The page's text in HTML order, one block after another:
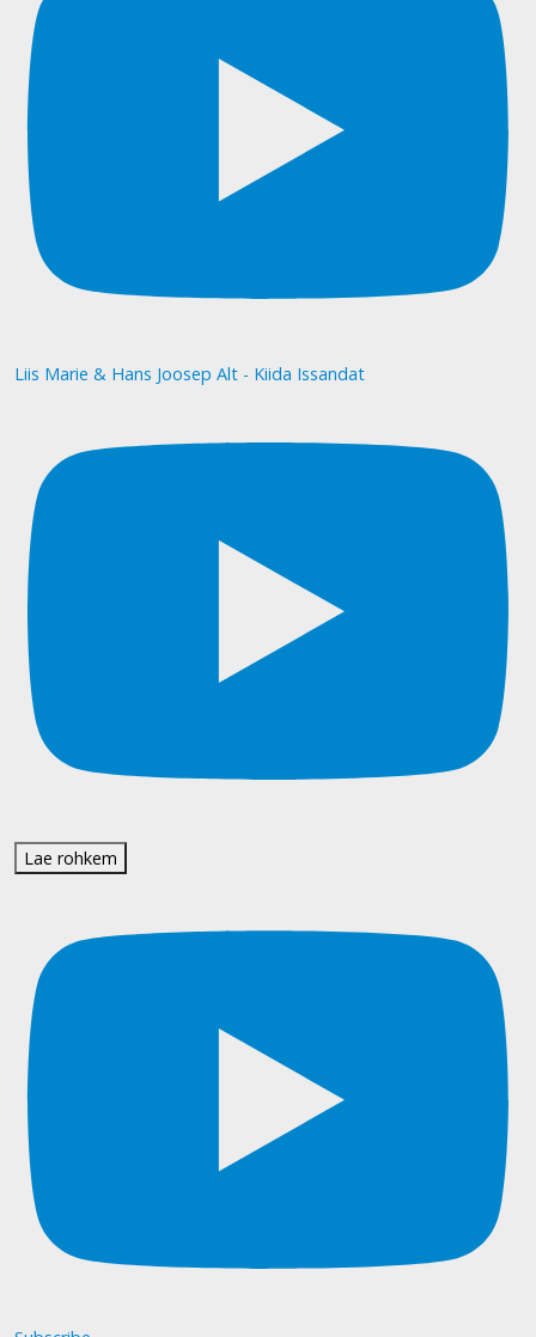
Liis Marie & Hans Joosep Alt - Kiida Issandat
Lae rohkem